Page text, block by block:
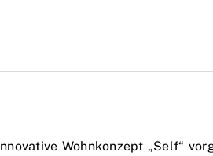
Wohnkonzept „Self“